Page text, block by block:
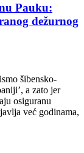
Pauku:
dežurnog
šibensko-
a zato jer
osiguranu
već godinama,